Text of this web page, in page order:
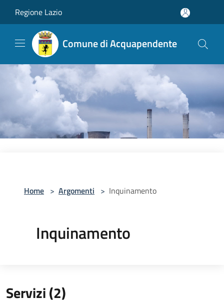
Regione Lazio
Comune di Acquapendente
Home > Argomenti > Inquinamento
Inquinamento
Servizi (2)